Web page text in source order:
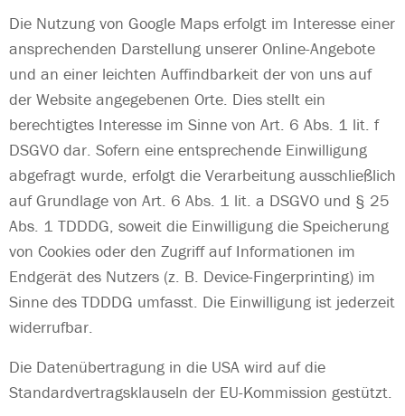
Die Nutzung von Google Maps erfolgt im Interesse einer
ansprechenden Darstellung unserer Online-Angebote
und an einer leichten Auffindbarkeit der von uns auf
der Website angegebenen Orte. Dies stellt ein
berechtigtes Interesse im Sinne von Art. 6 Abs. 1 lit. f
DSGVO dar. Sofern eine entsprechende Einwilligung
abgefragt wurde, erfolgt die Verarbeitung ausschließlich
auf Grundlage von Art. 6 Abs. 1 lit. a DSGVO und § 25
Abs. 1 TDDDG, soweit die Einwilligung die Speicherung
von Cookies oder den Zugriff auf Informationen im
Endgerät des Nutzers (z. B. Device-Fingerprinting) im
Sinne des TDDDG umfasst. Die Einwilligung ist jederzeit
widerrufbar.
Die Datenübertragung in die USA wird auf die
Standardvertragsklauseln der EU-Kommission gestützt.